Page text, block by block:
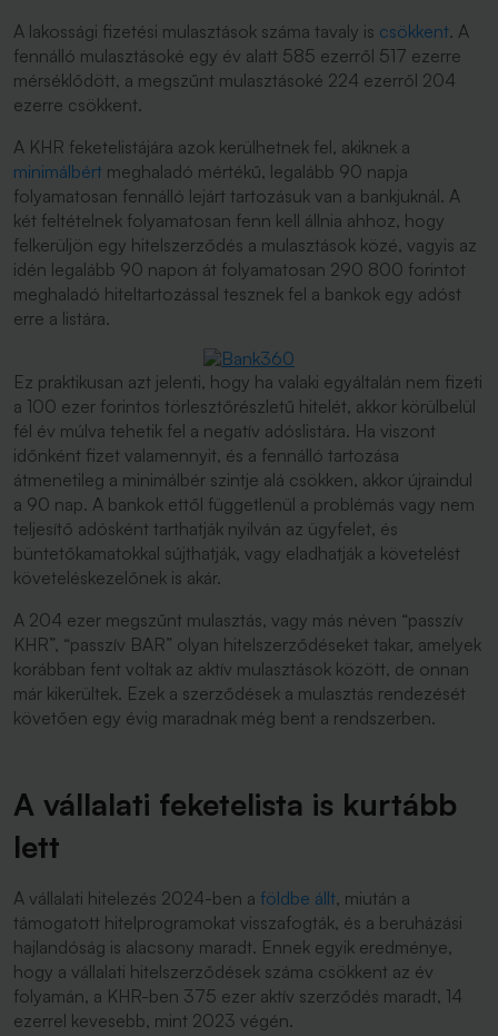
A lakossági fizetési mulasztások száma tavaly is csökkent. A
fennálló mulasztásoké egy év alatt 585 ezerről 517 ezerre
mérséklődött, a megszűnt mulasztásoké 224 ezerről 204
ezerre csökkent.
A KHR feketelistájára azok kerülhetnek fel, akiknek a
minimálbért meghaladó mértékű, legalább 90 napja
folyamatosan fennálló lejárt tartozásuk van a bankjuknál. A
két feltételnek folyamatosan fenn kell állnia ahhoz, hogy
felkerüljön egy hitelszerződés a mulasztások közé, vagyis az
idén legalább 90 napon át folyamatosan 290 800 forintot
meghaladó hiteltartozással tesznek fel a bankok egy adóst
erre a listára.
Ez praktikusan azt jelenti, hogy ha valaki egyáltalán nem fizeti
a 100 ezer forintos törlesztőrészletű hitelét, akkor körülbelül
fél év múlva tehetik fel a negatív adóslistára. Ha viszont
időnként fizet valamennyit, és a fennálló tartozása
átmenetileg a minimálbér szintje alá csökken, akkor újraindul
a 90 nap. A bankok ettől függetlenül a problémás vagy nem
teljesítő adósként tarthatják nyilván az ügyfelet, és
büntetőkamatokkal sújthatják, vagy eladhatják a követelést
követeléskezelőnek is akár.
A 204 ezer megszűnt mulasztás, vagy más néven “passzív
KHR”, “passzív BAR” olyan hitelszerződéseket takar, amelyek
korábban fent voltak az aktív mulasztások között, de onnan
már kikerültek. Ezek a szerződések a mulasztás rendezését
követően egy évig maradnak még bent a rendszerben.
A vállalati feketelista is kurtább
lett
A vállalati hitelezés 2024-ben a földbe állt, miután a
támogatott hitelprogramokat visszafogták, és a beruházási
hajlandóság is alacsony maradt. Ennek egyik eredménye,
hogy a vállalati hitelszerződések száma csökkent az év
folyamán, a KHR-ben 375 ezer aktív szerződés maradt, 14
ezerrel kevesebb, mint 2023 végén.